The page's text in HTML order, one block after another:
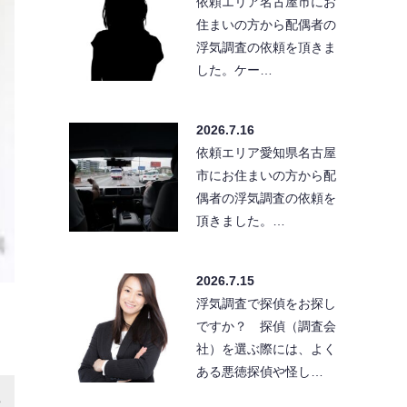
住まいの方から配偶者の
浮気調査の依頼を頂きま
した。ケー…
2026.7.16
依頼エリア愛知県名古屋
市にお住まいの方から配
偶者の浮気調査の依頼を
頂きました。…
2026.7.15
浮気調査で探偵をお探し
ですか？ 探偵（調査会
社）を選ぶ際には、よく
ある悪徳探偵や怪し…